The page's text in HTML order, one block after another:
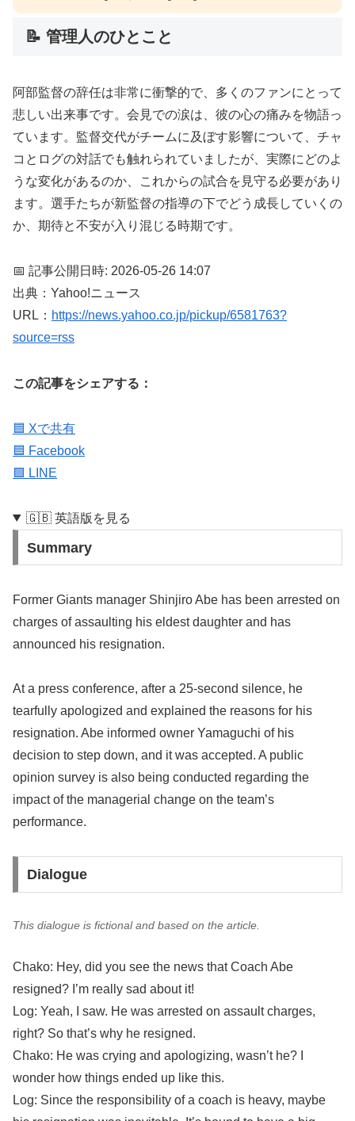
📝 管理人のひとこと
阿部監督の辞任は非常に衝撃的で、多くのファンにとって
悲しい出来事です。会見での涙は、彼の心の痛みを物語っ
ています。監督交代がチームに及ぼす影響について、チャ
コとログの対話でも触れられていましたが、実際にどのよ
うな変化があるのか、これからの試合を見守る必要があり
ます。選手たちが新監督の指導の下でどう成長していくの
か、期待と不安が入り混じる時期です。
📅 記事公開日時: 2026-05-26 14:07
出典：Yahoo!ニュース
URL： https://news.yahoo.co.jp/pickup/6581763?
source=rss
この記事をシェアする：
🟦 Xで共有
🟦 Facebook
🟩 LINE
🇬🇧 英語版を見る
Summary
Former Giants manager Shinjiro Abe has been arrested on
charges of assaulting his eldest daughter and has
announced his resignation.
At a press conference, after a 25-second silence, he
tearfully apologized and explained the reasons for his
resignation. Abe informed owner Yamaguchi of his
decision to step down, and it was accepted. A public
opinion survey is also being conducted regarding the
impact of the managerial change on the team’s
performance.
Dialogue
This dialogue is fictional and based on the article.
Chako: Hey, did you see the news that Coach Abe
resigned? I’m really sad about it!
Log: Yeah, I saw. He was arrested on assault charges,
right? So that’s why he resigned.
Chako: He was crying and apologizing, wasn’t he? I
wonder how things ended up like this.
Log: Since the responsibility of a coach is heavy, maybe